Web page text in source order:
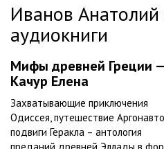
Иванов Анатолий
аудиокниги
Мифы древней Греции —
Качур Елена
Захватывающие приключения
Одиссея, путешествие
подвиги Геракла – антология